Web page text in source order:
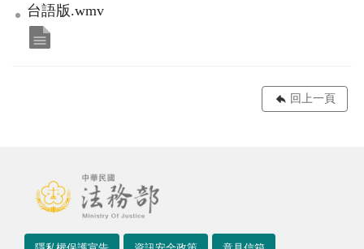
台語版.wmv
回上一頁